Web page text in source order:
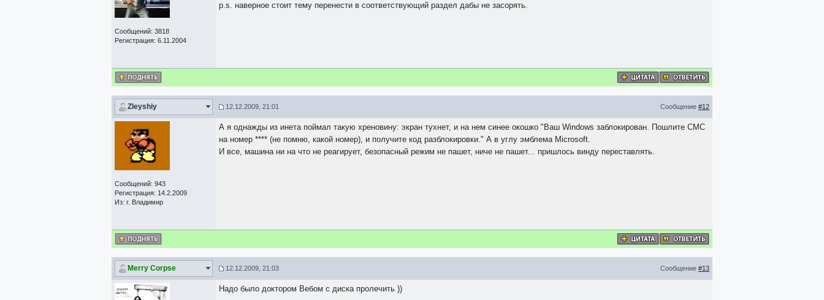
Сообщений: 3818
Регистрация: 6.11.2004
p.s. наверное стоит тему перенести в соответствующий раздел дабы не засорять.
Zleyshiy 12.12.2009, 21:01 Сообщение #12
Сообщений: 943
Регистрация: 14.2.2009
Из: г. Владимир
А я однажды из инета поймал такую хреновину: экран тухнет, и на нем синее окошко "Ваш Windows заблокирован. Пошлите СМС
на номер **** (не помню, какой номер), и получите код разблокировки." А в углу эмблема Microsoft.
И все, машина ни на что не реагирует, безопасный режим не пашет, ниче не пашет... пришлось винду переставлять.
Merry Corpse 12.12.2009, 21:03 Сообщение #13
Надо было доктором Вебом с диска пролечить ))